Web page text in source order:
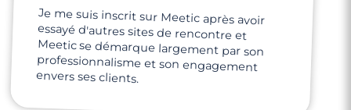
Je me suis inscrit sur Meetic après avoir
essayé d'autres sites de rencontre et
Meetic se démarque largement par son
professionnalisme et son engagement
envers ses clients.